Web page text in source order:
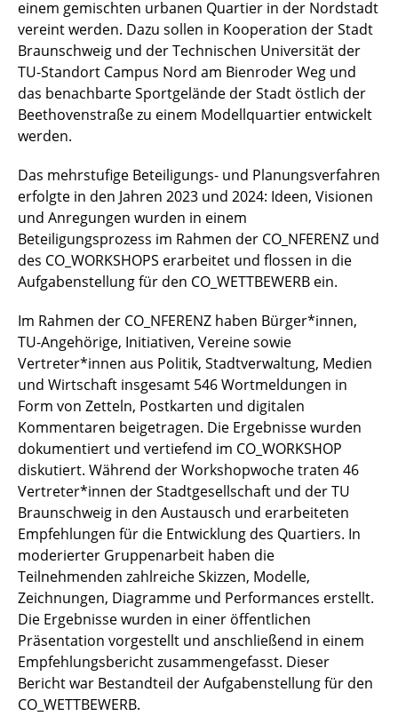
einem gemischten urbanen Quartier in der Nordstadt
vereint werden. Dazu sollen in Kooperation der Stadt
Braunschweig und der Technischen Universität der
TU-Standort Campus Nord am Bienroder Weg und
das benachbarte Sportgelände der Stadt östlich der
Beethovenstraße zu einem Modellquartier entwickelt
werden.
Das mehrstufige Beteiligungs- und Planungsverfahren
erfolgte in den Jahren 2023 und 2024: Ideen, Visionen
und Anregungen wurden in einem
Beteiligungsprozess im Rahmen der CO_NFERENZ und
des CO_WORKSHOPS erarbeitet und flossen in die
Aufgabenstellung für den CO_WETTBEWERB ein.
Im Rahmen der CO_NFERENZ haben Bürger*innen,
TU-Angehörige, Initiativen, Vereine sowie
Vertreter*innen aus Politik, Stadtverwaltung, Medien
und Wirtschaft insgesamt 546 Wortmeldungen in
Form von Zetteln, Postkarten und digitalen
Kommentaren beigetragen. Die Ergebnisse wurden
dokumentiert und vertiefend im CO_WORKSHOP
diskutiert. Während der Workshopwoche traten 46
Vertreter*innen der Stadtgesellschaft und der TU
Braunschweig in den Austausch und erarbeiteten
Empfehlungen für die Entwicklung des Quartiers. In
moderierter Gruppenarbeit haben die
Teilnehmenden zahlreiche Skizzen, Modelle,
Zeichnungen, Diagramme und Performances erstellt.
Die Ergebnisse wurden in einer öffentlichen
Präsentation vorgestellt und anschließend in einem
Empfehlungsbericht zusammengefasst. Dieser
Bericht war Bestandteil der Aufgabenstellung für den
CO_WETTBEWERB.